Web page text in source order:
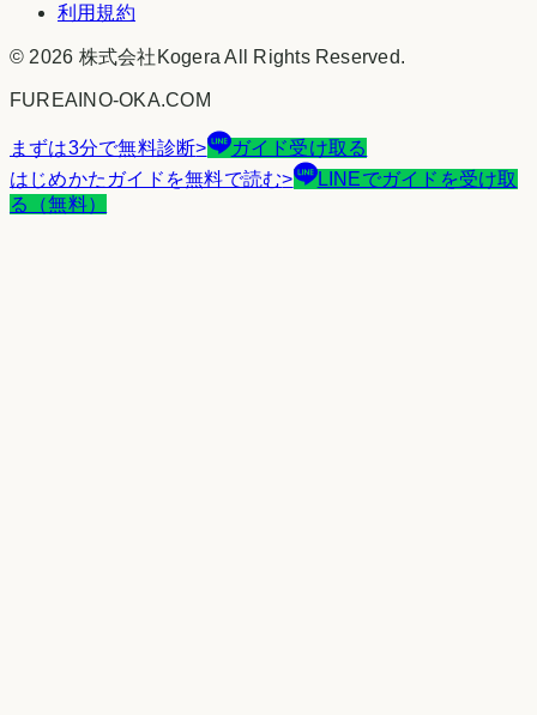
利用規約
© 2026 株式会社Kogera All Rights Reserved.
FUREAINO-OKA.COM
まずは3分で無料診断>
ガイド受け取る
はじめかたガイドを無料で読む>
LINEでガイドを受け取
る（無料）